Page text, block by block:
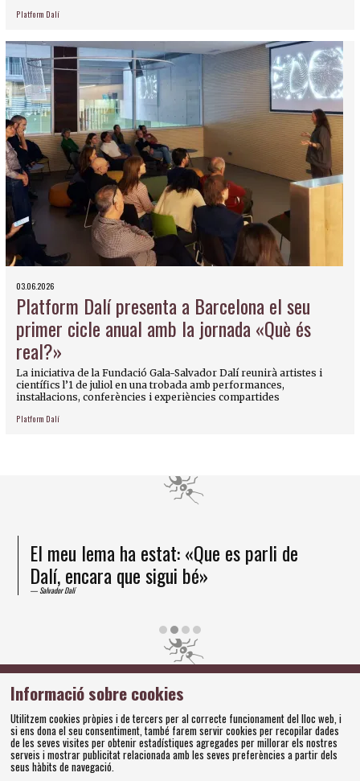
Platform Dalí
03.06.2026
Platform Dalí presenta a Barcelona el seu
primer cicle anual amb la jornada «Què és
real?»
La iniciativa de la Fundació Gala-Salvador Dalí reunirà artistes i
científics l’1 de juliol en una trobada amb performances,
instal·lacions, conferències i experiències compartides
Platform Dalí
El meu lema ha estat: «Que es parli de
Dalí, encara que sigui bé»
Salvador Dalí
Amics dels Museus Dalí | Pujada del Castell, 28 | 17600
Tel. 972 677 520 |amics@fundaciodali.org
Sitemap | Avís Legal | Ús de Cookies | Política de privacitat |
Contacteu | Bases concursos
Informació sobre cookies
Utilitzem cookies pròpies i de tercers per al correcte funcionament del lloc web, i
si ens dona el seu consentiment, també farem servir cookies per recopilar dades
de les seves visites per obtenir estadístiques agregades per millorar els nostres
serveis i mostrar publicitat relacionada amb les seves preferències a partir dels
seus hàbits de navegació.